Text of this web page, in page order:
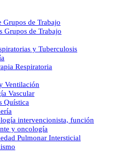
Grupos de Trabajo
Grupos de Trabajo
y Tuberculosis
Respiratoria
Ventilación
Vascular
Quística
intervencionista, función
y oncología
Pulmonar Intersticial